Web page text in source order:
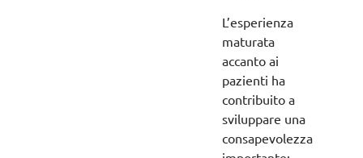
L’esperienza
maturata
accanto ai
pazienti ha
contribuito a
sviluppare una
consapevolezza